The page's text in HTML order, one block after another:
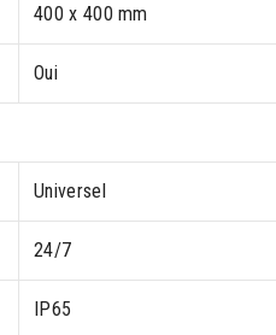
400 x 400 mm
Oui
Universel
24/7
IP65